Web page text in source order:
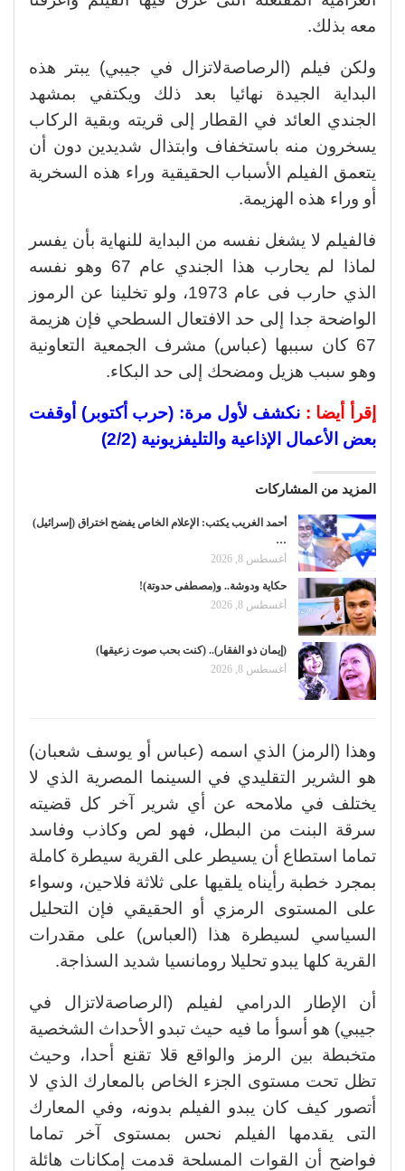
معه بذلك.
ولكن فيلم (الرصاصةلاتزال في جيبي) يبتر هذه
البداية الجيدة نهائيا بعد ذلك ويكتفي بمشهد
الجندي العائد في القطار إلى قريته وبقية الركاب
يسخرون منه باستخفاف وابتذال شديدين دون أن
يتعمق الفيلم الأسباب الحقيقية وراء هذه السخرية
أو وراء هذه الهزيمة.
فالفيلم لا يشغل نفسه من البداية للنهاية بأن يفسر
لماذا لم يحارب هذا الجندي عام 67 وهو نفسه
الذي حارب فى عام 1973، ولو تخلينا عن الرموز
الواضحة جدا إلى حد الافتعال السطحي فإن هزيمة
67 كان سببها (عباس) مشرف الجمعية التعاونية
وهو سبب هزيل ومضحك إلى حد البكاء.
إقرأ أيضا : نكشف لأول مرة: (حرب أكتوبر) أوقفت
بعض الأعمال الإذاعية والتليفزيونية (2/2)
المزيد من المشاركات
أحمد الغريب يكتب: الإعلام الخاص يفضح اختراق (إسرائيل)
…
أغسطس 8, 2026
حكاية ودوشة.. و(مصطفى حدوتة)!
أغسطس 8, 2026
(إيمان ذو الفقار).. (كنت بحب صوت زعيقها)
أغسطس 8, 2026
وهذا (الرمز) الذي اسمه (عباس أو يوسف شعبان)
هو الشرير التقليدي في السينما المصرية الذي لا
يختلف في ملامحه عن أي شرير آخر كل قضيته
سرقة البنت من البطل، فهو لص وكاذب وفاسد
تماما استطاع أن يسيطر على القرية سيطرة كاملة
بمجرد خطبة رأيناه يلقيها على ثلاثة فلاحين، وسواء
على المستوى الرمزي أو الحقيقي فإن التحليل
السياسي لسيطرة هذا (العباس) على مقدرات
القرية كلها يبدو تحليلا رومانسيا شديد السذاجة.
أن الإطار الدرامي لفيلم (الرصاصةلاتزال في
جيبي) هو أسوأ ما فيه حيث تبدو الأحداث الشخصية
متخبطة بين الرمز والواقع قلا تقنع أحدا، وحيث
تظل تحت مستوى الجزء الخاص بالمعارك الذي لا
أتصور كيف كان يبدو الفيلم بدونه، وفي المعارك
التى يقدمها الفيلم نحس بمستوى آخر تماما
فواضح أن القوات المسلحة قدمت إمكانات هائلة